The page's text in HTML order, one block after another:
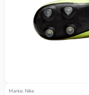
Marke: Nike